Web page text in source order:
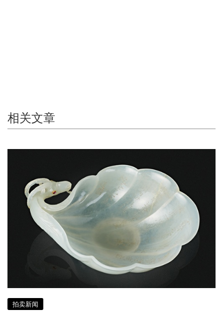
相关文章
拍卖新闻